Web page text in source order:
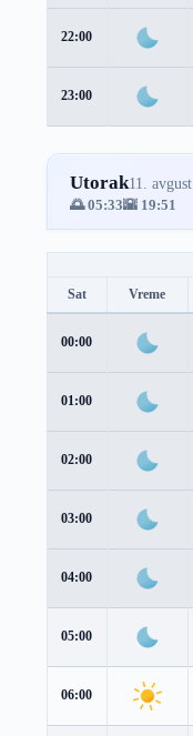
22:00
23:00
Utorak11. avgust
🌅 05:33🌇 19:51
Sat Vreme
00:00
01:00
02:00
03:00
04:00
05:00
06:00